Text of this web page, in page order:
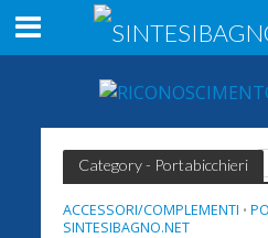
Category - Portabicchieri
ACCESSORI/COMPLEMENTI •
SINTESIBAGNO.NET